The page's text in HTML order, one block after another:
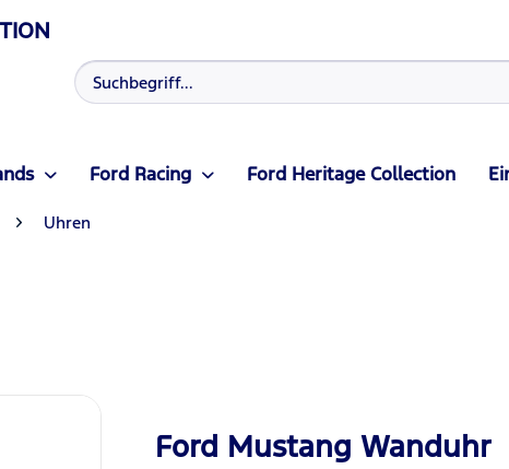
Ford Racing Ford Heritage Collection
Uhren
Ford Mustang Wanduhr